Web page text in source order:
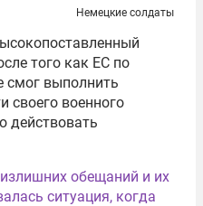
Немецкие солдаты
того как ЕС по
выполнить
своего военного
действовать
обещаний и их
ситуация, когда